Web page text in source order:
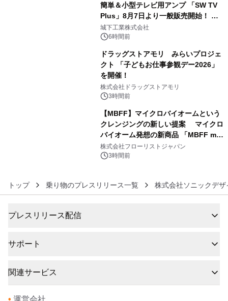
簡単＆小型テレビ用アンプ 「SW TV
Plus」8月7日より一般販売開始！ ケ
ーブル1本つなぐだけ、テレビの音が
ぐっと豊かに
城下工業株式会社
6時間前
ドラッグストアモリ みらいプロジェ
クト 「子どもお仕事参観デー2026」
を開催！
株式会社ドラッグストアモリ
3時間前
【MBFF】マイクロバイオームという
クレンジングの新しい提案 マイクロ
バイオーム発想の新商品 「MBFF mb
クレンジングPRO」を2026年8月6日
発売
株式会社フローリストジャパン
3時間前
トップ 乗り物のプレスリリース一覧 株式会社ソニックデザ
プレスリリース配信
サポート
関連サービス
• 運営会社